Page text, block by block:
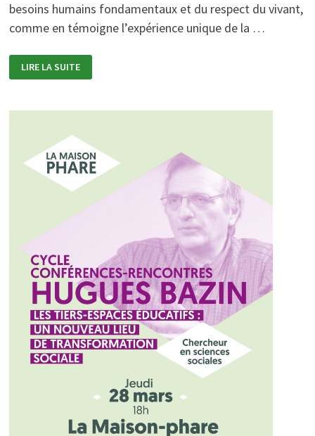
besoins humains fondamentaux et du respect du vivant,
comme en témoigne l’expérience unique de la …
CENTRALITÉS
POPULAIRES
PÉDAGOGIE
LIRE LA SUITE